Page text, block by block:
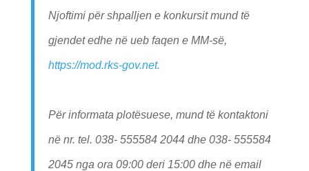
Njoftimi për shpalljen e konkursit mund të
gjendet edhe në ueb faqen e MM-së,
https://mod.rks-gov.net.
Për informata plotësuese, mund të kontaktoni
në nr. tel. 038- 555584 2044 dhe 038- 555584
2045 nga ora 09:00 deri 15:00 dhe në email